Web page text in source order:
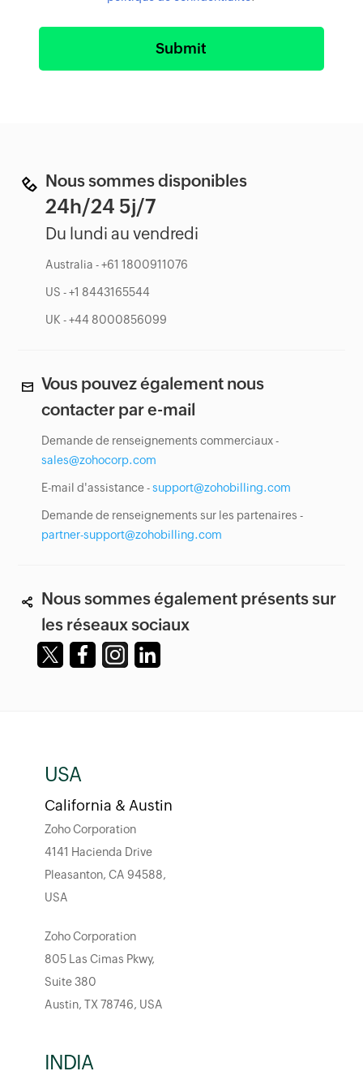
Nous sommes disponibles
24h/24 5j/7
Du lundi au vendredi
Australia - +61 1800911076
US - +1 8443165544
UK - +44 8000856099
Vous pouvez également nous
contacter par e-mail
Demande de renseignements commerciaux -
sales@zohocorp.com
E-mail d'assistance -support@zohobilling.com
Demande de renseignements sur les partenaires -
partner-support@zohobilling.com
Nous sommes également présents sur
les réseaux sociaux
Submit
USA
California & Austin
Zoho Corporation
4141 Hacienda Drive
Pleasanton, CA 94588,
USA
Zoho Corporation
805 Las Cimas Pkwy,
Suite 380
Austin, TX 78746, USA
INDIA